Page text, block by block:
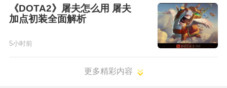
《DOTA2》屠夫怎么用 屠夫
加点初装全面解析
5小时前
更多精彩内容